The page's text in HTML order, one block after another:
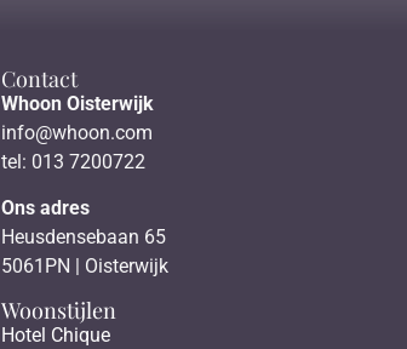
Contact
Whoon Oisterwijk
info@whoon.com
tel: 013 7200722
Ons adres
Heusdensebaan 65
5061PN | Oisterwijk
Woonstijlen
Hotel Chique